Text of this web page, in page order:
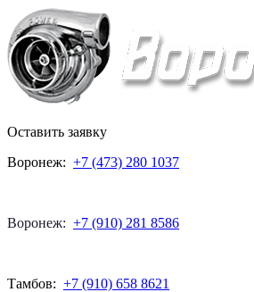
Оставить заявку
Воронеж: +7 (473) 280 1037
Воронеж: +7 (910) 281 8586
Тамбов: +7 (910) 658 8621